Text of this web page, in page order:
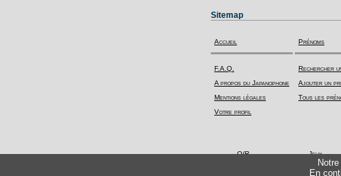
En
Sitemap
Accueil
F.A.Q.
A propos du Japanophone
Mentions légales
Votre profil
Prénoms
Rechercher
Ajouter un
Tous les
Q/R Jeux